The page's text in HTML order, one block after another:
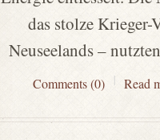
das stolze Krieger-
Neuseelands –
Comments (0) Read